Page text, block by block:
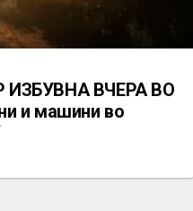
ВЧЕРА ВО
и машини во